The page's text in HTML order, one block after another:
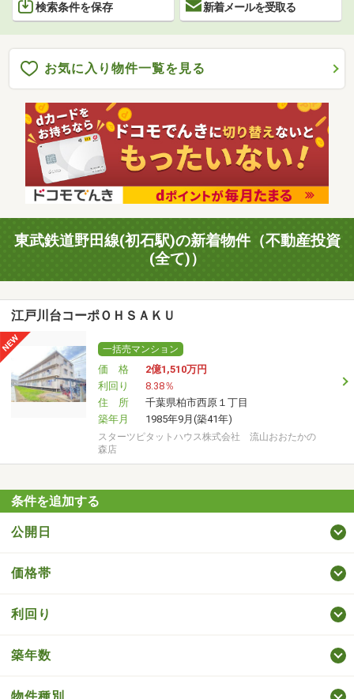
検索条件を保存 新着メールを受取る
お気に入り物件一覧を見る
東武鉄道野田線(初石駅)の新着物件（不動産投資
(全て)）
江戸川台コーポＯＨＳＡＫＵ
一括売マンション
価 格 2億1,510万円
利回り
8.38％
住 所
千葉県柏市西原１丁目
築年月
1985年9月(築41年)
スターツピタットハウス株式会社 流山おおたかの
森店
条件を追加する
公開日
価格帯
利回り
築年数